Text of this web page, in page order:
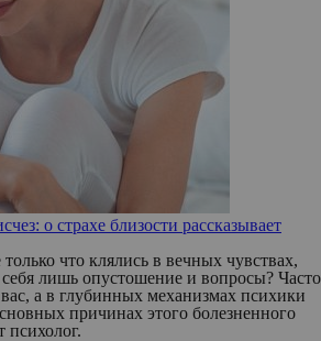
о страхе близости рассказывает
что клялись в вечных чувствах,
себя лишь опустошение и вопросы? Часто
а в глубинных механизмах психики
причинах этого болезненного
психолог.